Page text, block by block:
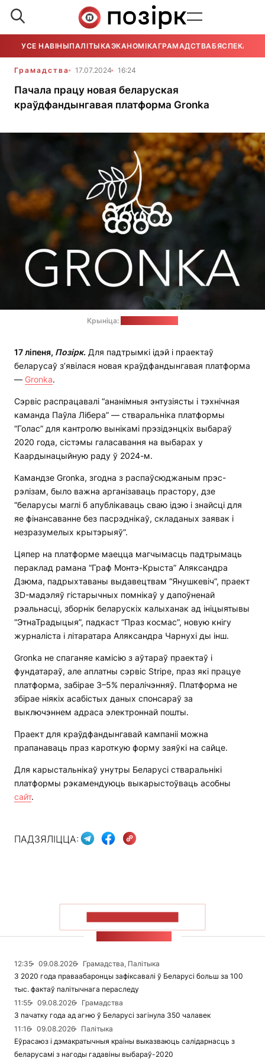
УСЕ НАВІНЫПАЛІТЫКАЭКАНОМІКАГРАМАДСТВАБЯСПЕКА
Грамадства 17.07.2024 16:24
Пачала працу новая беларуская
краўдфандынгавая платформа Gronka
Крыніца:
17 ліпеня, Позірк. Для падтрымкі ідэй і праектаў
беларусаў з’явілася новая краўдфандынгавая платформа
— Gronka.
Сэрвіс распрацавалі “ананімныя энтузіясты і тэхнічная
каманда Паўла Лібера” — стваральніка платформы
“Голас” для кантролю вынікамі прэзідэнцкіх выбараў
2020 года, сістэмы галасавання на выбарах у
Каардынацыйную раду ў 2024-м.
Камандзе Gronka, згодна з распаўсюджаным прэс-
рэлізам, было важна арганізаваць прастору, дзе
“беларусы маглі б апублікаваць сваю ідэю і знайсці для
яе фінансаванне без пасрэднікаў, складаных заявак і
незразумелых крытэрыяў”.
Цяпер на платформе маецца магчымасць падтрымаць
пераклад рамана “Граф Монтэ-Крыста” Аляксандра
Дзюма, падрыхтаваны выдавецтвам “Янушкевіч”, праект
3D-мадэляў гістарычных помнікаў у дапоўненай
рэальнасці, зборнік беларускіх калыханак ад ініцыятывы
“ЭтнаТрадыцыя”, падкаст “Праз космас”, новую кнігу
журналіста і літаратара Аляксандра Чарнухі ды інш.
Gronka не спаганяе камісію з аўтараў праектаў і
фундатараў, але аплатны сэрвіс Stripe, праз які працуе
платформа, забірае 3–5% пералічэнняў. Платформа не
збірае ніякіх асабістых даных спонсараў за
выключэннем адраса электроннай пошты.
Праект для краўдфандынгавай кампаніі можна
прапанаваць праз кароткую форму заяўкі на сайце.
Для карыстальнікаў унутры Беларусі стваральнікі
платформы рэкамендуюць выкарыстоўваць асобны
сайт.
ПАДЗЯЛІЦЦА:
12:35 09.08.2026
Грамадства, Палітыка
З 2020 года праваабаронцы зафіксавалі ў Беларусі больш за 100
тыс. фактаў палітычнага пераследу
11:55
09.08.2026
Грамадства
З пачатку года ад агню ў Беларусі загінула 350 чалавек
11:16
09.08.2026
Палітыка
Еўрасаюз і дэмакратычныя краіны выказваюць салідарнасць з
беларусамі з нагоды гадавіны выбараў-2020